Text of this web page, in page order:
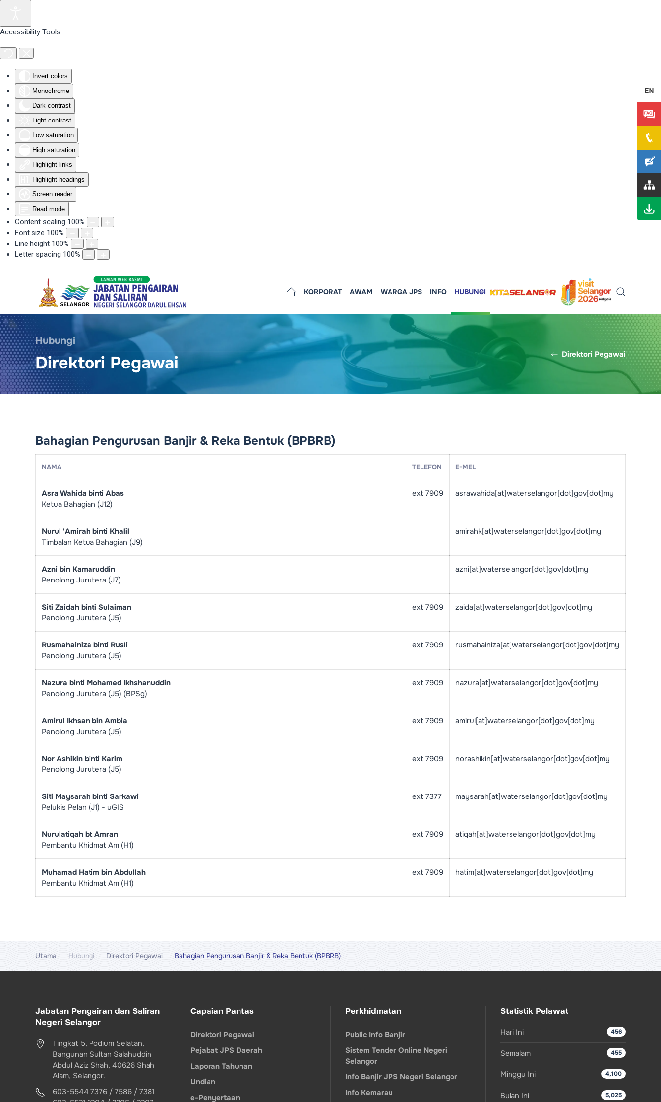
Accessibility Tools
Invert colors
Monochrome
Dark contrast
Light contrast
Low saturation
High saturation
Highlight links
Highlight headings
Screen reader
Read mode
Content scaling 100%
Font size 100%
Line height 100%
Letter spacing 100%
Skip to main content
KORPORAT AWAM WARGA JPS INFO HUBUNGI
Hubungi
Direktori Pegawai Direktori Pegawai
Bahagian Pengurusan Banjir & Reka Bentuk (BPBRB)
NAMA TELEFON E-MEL
Asra Wahida binti Abas
Ketua Bahagian (J12)
ext 7909 asrawahida[at]waterselangor[dot]gov[dot]my
Nurul 'Amirah binti Khalil
Timbalan Ketua Bahagian (J9)
amirahk[at]waterselangor[dot]gov[dot]my
Azni bin Kamaruddin
Penolong Jurutera (J7)
azni[at]waterselangor[dot]gov[dot]my
Siti Zaidah binti Sulaiman
Penolong Jurutera (J5)
ext 7909 zaida[at]waterselangor[dot]gov[dot]my
Rusmahainiza binti Rusli
Penolong Jurutera (J5)
ext 7909 rusmahainiza[at]waterselangor[dot]gov[dot]my
Nazura binti Mohamed Ikhshanuddin
Penolong Jurutera (J5) (BPSg)
ext 7909 nazura[at]waterselangor[dot]gov[dot]my
Amirul Ikhsan bin Ambia
Penolong Jurutera (J5)
ext 7909 amirul[at]waterselangor[dot]gov[dot]my
Nor Ashikin binti Karim
Penolong Jurutera (J5)
ext 7909 norashikin[at]waterselangor[dot]gov[dot]my
Siti Maysarah binti Sarkawi
Pelukis Pelan (J1) - uGIS
ext 7377 maysarah[at]waterselangor[dot]gov[dot]my
Nurulatiqah bt Amran
Pembantu Khidmat Am (H1)
ext 7909 atiqah[at]waterselangor[dot]gov[dot]my
Muhamad Hatim bin Abdullah
Pembantu Khidmat Am (H1)
ext 7909 hatim[at]waterselangor[dot]gov[dot]my
Utama Hubungi Direktori Pegawai Bahagian Pengurusan Banjir & Reka Bentuk (BPBRB)
Jabatan Pengairan dan Saliran
Negeri Selangor
Tingkat 5, Podium Selatan,
Bangunan Sultan Salahuddin
Abdul Aziz Shah, 40626 Shah
Alam, Selangor.
603-5544 7376 / 7586 / 7381
Capaian Pantas
Direktori Pegawai
Pejabat JPS Daerah
Laporan Tahunan
Undian
e-Penyertaan
Perkhidmatan
Public Info Banjir
Sistem Tender Online Negeri
Selangor
Info Banjir JPS Negeri Selangor
Info Kemarau
Statistik Pelawat
Hari Ini 456
Semalam 455
Minggu Ini 4,100
Bulan Ini 5,025